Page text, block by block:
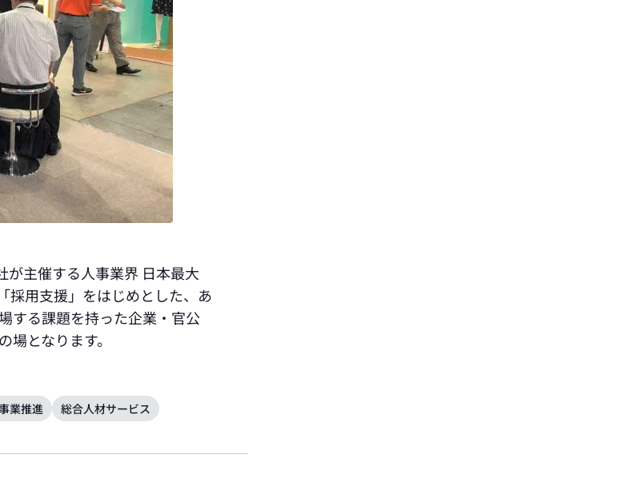
が主催する人事業界 日本最大
採用支援」をはじめとした、あ
する課題を持った企業・官公
となります。
業推進 総合人材サービス